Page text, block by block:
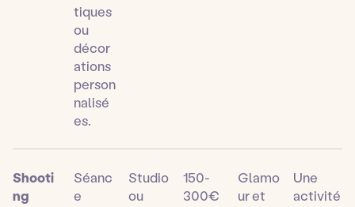
tiques
ou
décor
ations
person
nalisé
es.
Shooti
ng
Séanc
e
Studio
ou
150-
300€
Glamo
ur et
Une
activité